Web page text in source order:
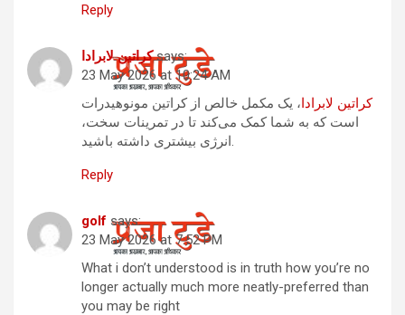
Reply
کراتین لابرادا says:
23 May 2026 at 10:24 AM
کراتین لابرادا، یک مکمل خالص از کراتین مونوهیدرات
است که به شما کمک می‌کند تا در تمرینات سخت،
انرژی بیشتری داشته باشید.
Reply
golf says:
23 May 2026 at 7:52 PM
What i don’t understood is in truth how you’re no
longer actually much more neatly-preferred than
you may be right